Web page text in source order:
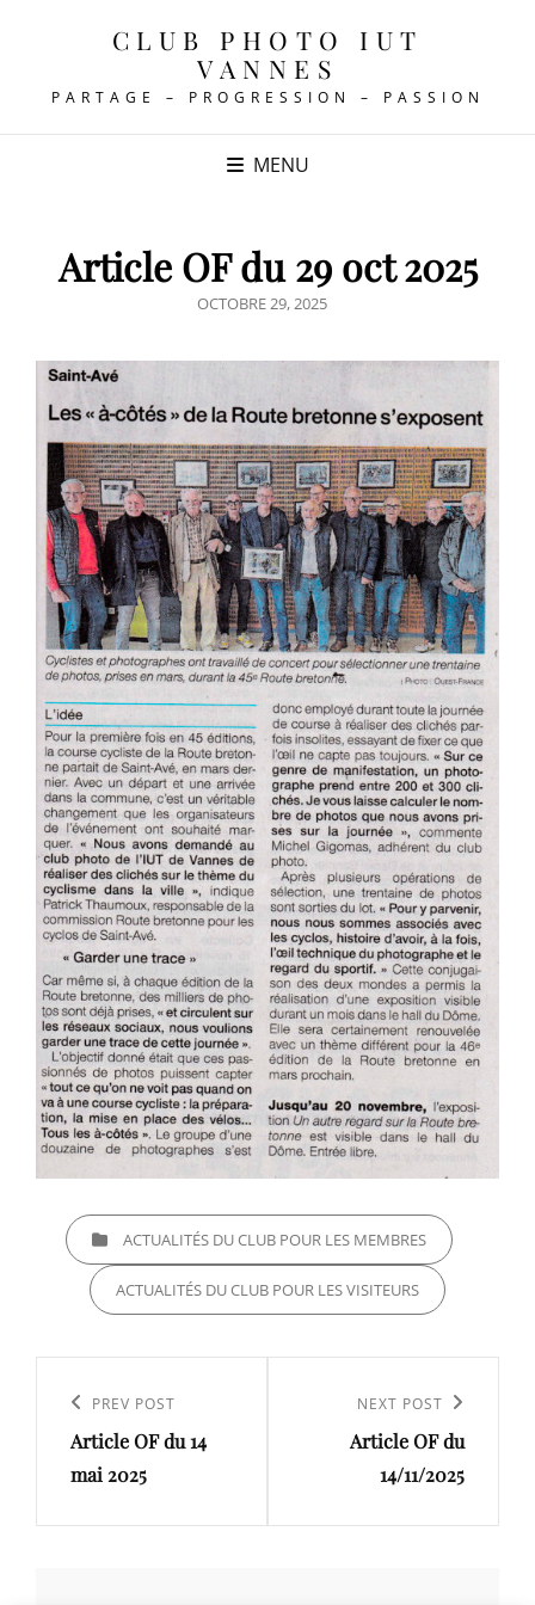
CLUB PHOTO IUT
VANNES
PARTAGE – PROGRESSION – PASSION
MENU
Article OF du 29 oct 2025
POSTED
OCTOBRE 29, 2025
CATEGORIESACTUALITÉS DU CLUB POUR LES MEMBRES
ACTUALITÉS DU CLUB POUR LES VISITEURS
l’article
Previous
Post
PREV POST
Article OF du 14
mai 2025
NEXT POST
Article OF du
14/11/2025